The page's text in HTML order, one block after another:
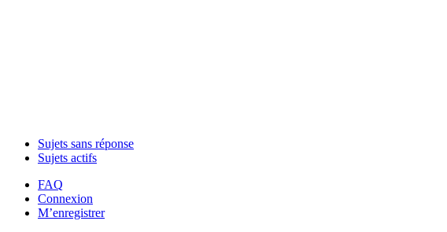
Sujets sans réponse
Sujets actifs
FAQ
Connexion
M’enregistrer